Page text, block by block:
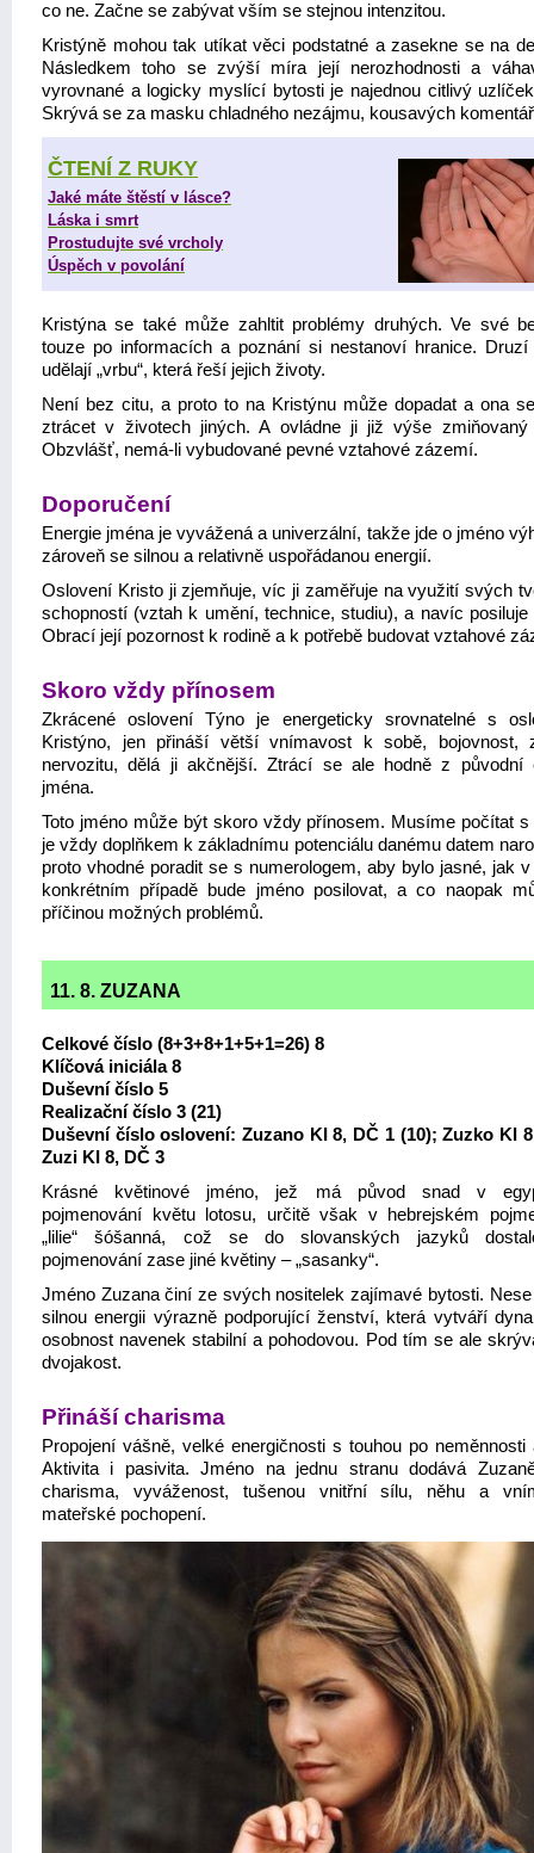
co ne. Začne se zabývat vším se stejnou intenzitou.
Kristýně mohou tak utíkat věci podstatné a zasekne se na
Následkem toho se zvýší míra její nerozhodnosti a
vyrovnané a logicky myslící bytosti je najednou citlivý
Skrývá se za masku chladného nezájmu, kousavých
ČTENÍ Z RUKY
Jaké máte štěstí v lásce?
Láska i smrt
Prostudujte své vrcholy
Úspěch v povolání
Kristýna se také může zahltit problémy druhých. Ve své
touze po informacích a poznání si nestanoví hranice.
udělají „vrbu“, která řeší jejich životy.
Není bez citu, a proto to na Kristýnu může dopadat a ona
ztrácet v životech jiných. A ovládne ji již výše zmiňovaný
Obzvlášť, nemá-li vybudované pevné vztahové zázemí.
Doporučení
Energie jména je vyvážená a univerzální, takže jde o jméno
zároveň se silnou a relativně uspořádanou energií.
Oslovení Kristo ji zjemňuje, víc ji zaměřuje na využití svých
schopností (vztah k umění, technice, studiu), a navíc posiluje
Obrací její pozornost k rodině a k potřebě budovat vztahové
Skoro vždy přínosem
Zkrácené oslovení Týno je energeticky srovnatelné s
Kristýno, jen přináší větší vnímavost k sobě, bojovnost,
nervozitu, dělá ji akčnější. Ztrácí se ale hodně z původní
jména.
Toto jméno může být skoro vždy přínosem. Musíme počítat
je vždy doplňkem k základnímu potenciálu danému datem
proto vhodné poradit se s numerologem, aby bylo jasné, jak
konkrétním případě bude jméno posilovat, a co naopak
příčinou možných problémů.
11. 8. ZUZANA
Celkové číslo (8+3+8+1+5+1=26) 8
Klíčová iniciála 8
Duševní číslo 5
Realizační číslo 3 (21)
Duševní číslo oslovení: Zuzano KI 8, DČ 1 (10); Zuzko KI
Zuzi KI 8, DČ 3
Krásné květinové jméno, jež má původ snad v
pojmenování květu lotosu, určitě však v hebrejském
„lilie“ šóšanná, což se do slovanských jazyků
pojmenování zase jiné květiny – „sasanky“.
Jméno Zuzana činí ze svých nositelek zajímavé bytosti.
silnou energii výrazně podporující ženství, která vytváří
osobnost navenek stabilní a pohodovou. Pod tím se ale
dvojakost.
Přináší charisma
Propojení vášně, velké energičnosti s touhou po neměnnosti
Aktivita i pasivita. Jméno na jednu stranu dodává
charisma, vyváženost, tušenou vnitřní sílu, něhu a
mateřské pochopení.